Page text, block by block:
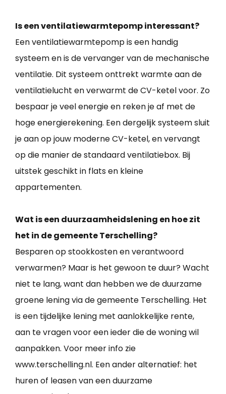
Is een ventilatiewarmtepomp interessant?
Een ventilatiewarmtepomp is een handig
systeem en is de vervanger van de mechanische
ventilatie. Dit systeem onttrekt warmte aan de
ventilatielucht en verwarmt de CV-ketel voor. Zo
bespaar je veel energie en reken je af met de
hoge energierekening. Een dergelijk systeem sluit
je aan op jouw moderne CV-ketel, en vervangt
op die manier de standaard ventilatiebox. Bij
uitstek geschikt in flats en kleine
appartementen.
Wat is een duurzaamheidslening en hoe zit
het in de gemeente Terschelling?
Besparen op stookkosten en verantwoord
verwarmen? Maar is het gewoon te duur? Wacht
niet te lang, want dan hebben we de duurzame
groene lening via de gemeente Terschelling. Het
is een tijdelijke lening met aanlokkelijke rente,
aan te vragen voor een ieder die de woning wil
aanpakken. Voor meer info zie
www.terschelling.nl. Een ander alternatief: het
huren of leasen van een duurzame